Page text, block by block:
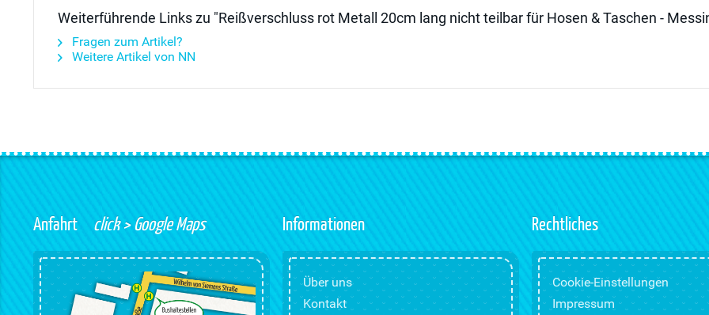
Weiterführende Links zu "Reißverschluss rot Metall 20cm lang nicht teilbar für Hosen & Taschen -
Fragen zum Artikel?
Weitere Artikel von NN
Anfahrt click > Google Maps Informationen
Über uns
Kontakt
Rechtliches
Cookie-Einstellungen
Impressum